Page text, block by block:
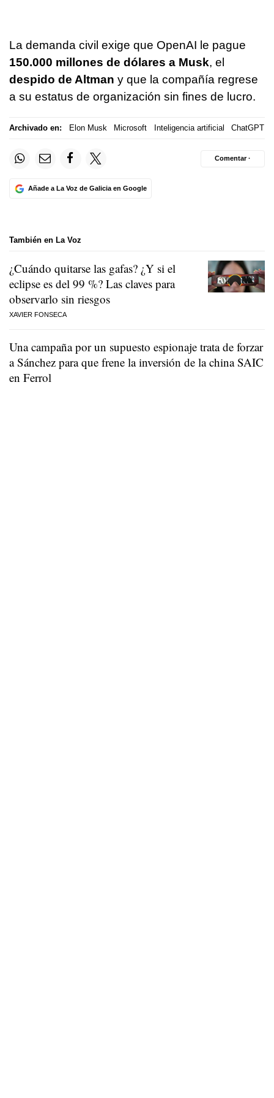
La demanda civil exige que OpenAI le pague
150.000 millones de dólares a Musk, el
despido de Altman y que la compañía regrese
a su estatus de organización sin fines de lucro.
Archivado en: Elon Musk Microsoft Inteligencia artificial ChatGPT
Añade a La Voz de Galicia en Google
Comentar ·
También en La Voz
¿Cuándo quitarse las gafas? ¿Y si el
eclipse es del 99 %? Las claves para
observarlo sin riesgos
XAVIER FONSECA
Una campaña por un supuesto espionaje trata de forzar
a Sánchez para que frene la inversión de la china SAIC
en Ferrol